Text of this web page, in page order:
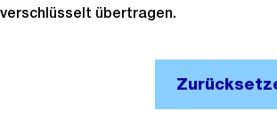
übertragen.